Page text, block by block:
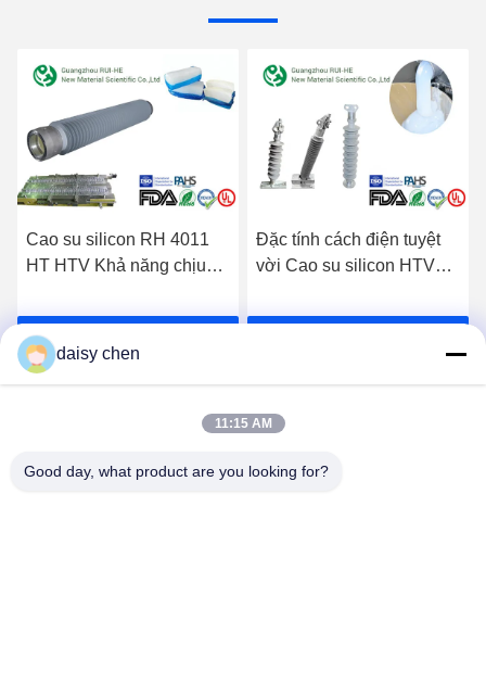
Cao su silicon RH 4011
HT HTV Khả năng chịu
300oC
Nhận giá tốt nhất
Đặc tính cách điện tuyệt
vời Cao su silicon HTV
phận điện tử
daisy chen
11:15 AM
Good day, what product are you looking for?